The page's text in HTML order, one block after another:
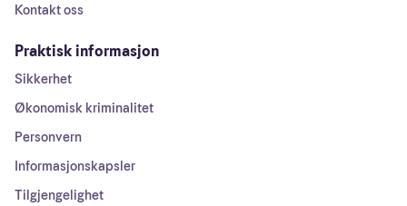
Kontakt oss
Praktisk informasjon
Sikkerhet
Økonomisk kriminalitet
Personvern
Informasjonskapsler
Tilgjengelighet